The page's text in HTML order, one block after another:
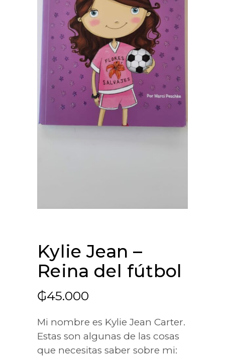
Kylie Jean –
Reina del fútbol
₲45.000
Mi nombre es Kylie Jean Carter.
Estas son algunas de las cosas
que necesitas saber sobre mi: